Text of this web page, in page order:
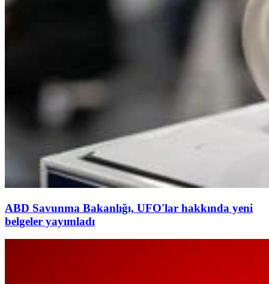
ABD Savunma Bakanlığı, UFO'lar hakkında yeni
belgeler yayımladı